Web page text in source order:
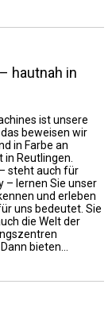
hautnah in
ist unsere
beweisen wir
in Farbe an
Reutlingen.
steht auch für
– lernen Sie unser
und erleben
uns bedeutet. Sie
die Welt der
bieten…